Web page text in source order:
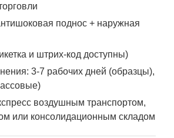
поднос + наружная
и штрих-код доступны)
3-7 рабочих дней (образцы),
воздушным транспортом,
или консолидационным складом